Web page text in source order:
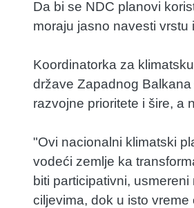
Da bi se NDC planovi
moraju jasno navesti
Koordinatorka za
države Zapadnog
razvojne prioritete i šire, a
"Ovi nacionalni klimatski
vodeći zemlje ka
biti participativni,
ciljevima, dok u isto